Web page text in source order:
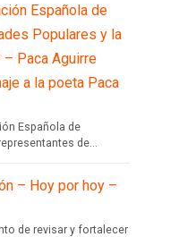
Española de
Populares y la
– Paca Aguirre
a la poeta Paca
Española de
de...
– Hoy por hoy –
de revisar y fortalecer